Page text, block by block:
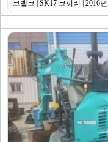
코벨코 | SK17 코끼리 | 2016